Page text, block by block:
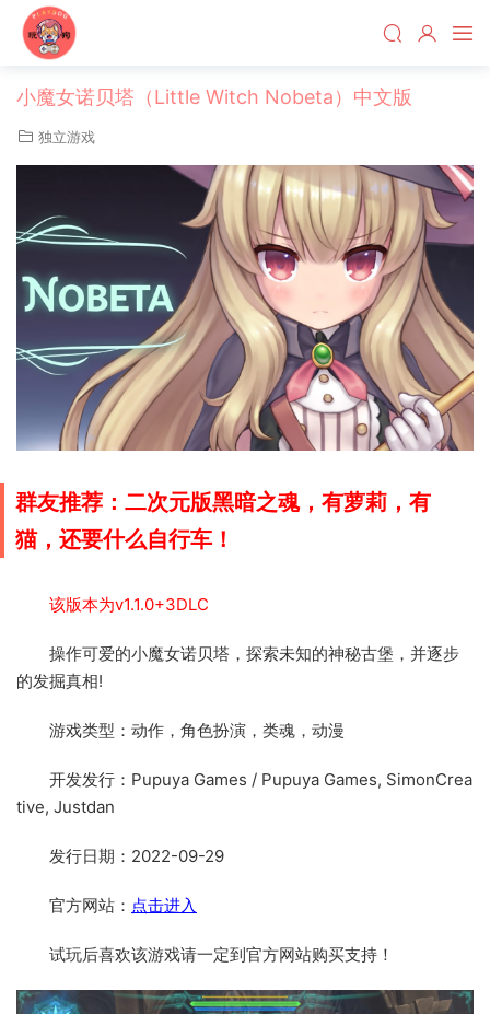
小魔女诺贝塔（Little Witch Nobeta）中文版
独立游戏
群友推荐：二次元版黑暗之魂， 有萝莉，有
猫，还要什么自行车！
该版本为v1.1.0+3DLC
操作可爱的小魔女诺贝塔，探索未知的神秘古堡，并逐步
的发掘真相!
游戏类型：动作，角色扮演，类魂，动漫
开发发行：Pupuya Games / Pupuya Games, SimonCrea
tive, Justdan
发行日期：2022-09-29
官方网站： 点击进入
试玩后喜欢该游戏请一定到官方网站购买支持！